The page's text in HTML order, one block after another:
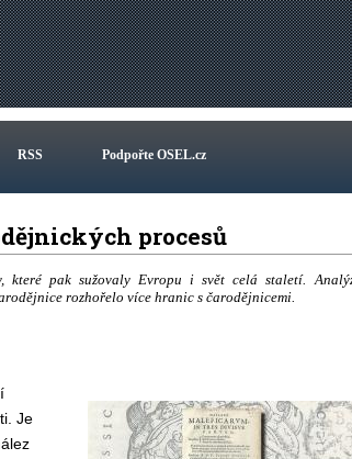
RSS Podpořte OSEL.cz
procesů
které pak sužovaly Evropu i svět celá staletí.
rozhořelo více hranic s čarodějnicemi.
Je